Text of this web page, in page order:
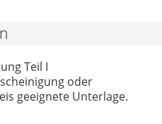
Teil I
oder
geeignete Unterlage.